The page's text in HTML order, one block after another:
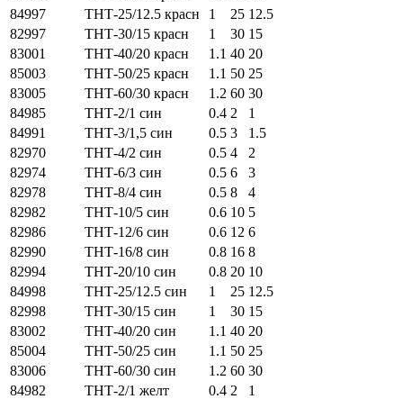
84997
ТНТ-25/12.5 красн 1 25 12.5
82997
ТНТ-30/15 красн 1 30 15
83001
ТНТ-40/20 красн 1.1 40 20
85003
ТНТ-50/25 красн 1.1 50 25
83005
ТНТ-60/30 красн 1.2 60 30
84985
ТНТ-2/1 син 0.4 2
1
84991
ТНТ-3/1,5 син 0.5 3
1.5
82970
ТНТ-4/2 син 0.5 4
2
82974
ТНТ-6/3 син 0.5 6
3
82978
ТНТ-8/4 син 0.5 8
4
82982
ТНТ-10/5 син 0.6 10 5
82986
ТНТ-12/6 син 0.6 12 6
82990
ТНТ-16/8 син 0.8 16 8
82994
ТНТ-20/10 син 0.8 20 10
84998
ТНТ-25/12.5 син 1 25 12.5
82998
ТНТ-30/15 син 1 30 15
83002
ТНТ-40/20 син 1.1 40 20
85004
ТНТ-50/25 син 1.1 50 25
83006
ТНТ-60/30 син 1.2 60 30
84982
ТНТ-2/1 желт 0.4 2
1